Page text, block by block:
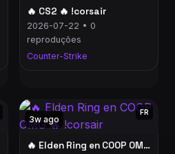
🔥 CS2 🔥 !corsair
2026-07-22 • 0
reproduções
Counter-Strike
3w ago
FR
🔥 Elden Ring en COOP OMG 🔥 !corsair